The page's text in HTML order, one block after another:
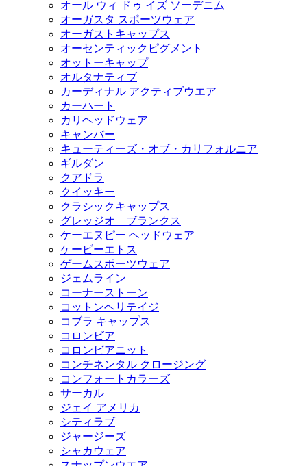
オール ウィ ドゥ イズ ソーデニム
オーガスタ スポーツウェア
オーガストキャップス
オーセンティックピグメント
オットーキャップ
オルタナティブ
カーディナル アクティブウエア
カーハート
カリヘッドウェア
キャンバー
キューティーズ・オブ・カリフォルニア
ギルダン
クアドラ
クイッキー
クラシックキャップス
グレッジオ ブランクス
ケーエヌピー ヘッドウェア
ケービーエトス
ゲームスポーツウェア
ジェムライン
コーナーストーン
コットンヘリテイジ
コブラ キャップス
コロンビア
コロンビアニット
コンチネンタル クロージング
コンフォートカラーズ
サーカル
ジェイ アメリカ
シティラブ
ジャージーズ
シャカウェア